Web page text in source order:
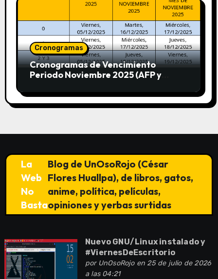
Cronogramas
Cronogramas de Vencimiento
Periodo Noviembre 2025 (AFP y
La
Web
No
Basta
Blog de UnOsoRojo (César
Flores Huallpa), de libros, gatos,
anime, política, películas,
opiniones y yerbas surtidas
Nuevo GNU/Linux instalado y
#ViernesDeEscritorio
por UnOsoRojoen 25 de julio de 2026
a las 04:21